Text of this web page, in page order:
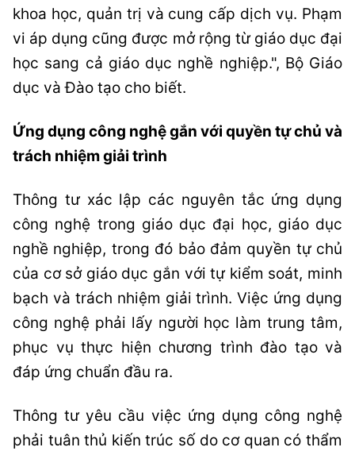
khoa học, quản trị và cung cấp dịch vụ. Phạm
vi áp dụng cũng được mở rộng từ giáo dục đại
học sang cả giáo dục nghề nghiệp.", Bộ Giáo
dục và Đào tạo cho biết.
Ứng dụng công nghệ gắn với quyền tự chủ và
trách nhiệm giải trình
Thông tư xác lập các nguyên tắc ứng dụng
công nghệ trong giáo dục đại học, giáo dục
nghề nghiệp, trong đó bảo đảm quyền tự chủ
của cơ sở giáo dục gắn với tự kiểm soát, minh
bạch và trách nhiệm giải trình. Việc ứng dụng
công nghệ phải lấy người học làm trung tâm,
phục vụ thực hiện chương trình đào tạo và
đáp ứng chuẩn đầu ra.
Thông tư yêu cầu việc ứng dụng công nghệ
phải tuân thủ kiến trúc số do cơ quan có thẩm